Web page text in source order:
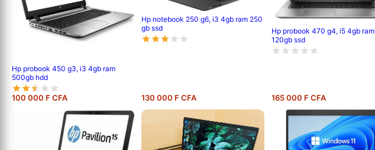
Hp probook 450 g3, i3 4gb ram
500gb hdd
100 000 F CFA
Hp notebook 250 g6, i3 4gb ram 250
gb ssd
130 000 F CFA
Hp probook 470 g4, i5 4gb ram
120gb ssd
165 000 F CFA